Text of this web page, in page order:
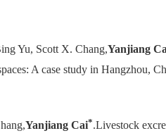
Yu, Scott X. Chang,Yanjiang
A case study in Hangzhou,
Yanjiang Cai*.Livestock